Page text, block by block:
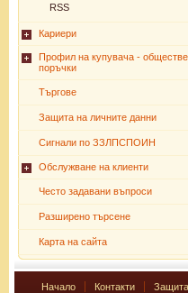
RSS
Кариери
Профил на купувача -
поръчки
Търгове
Защита на личните данни
Сигнали по ЗЗЛПСПОИН
Обслужване на клиенти
Често задавани въпроси
Разширено търсене
Карта на сайта
Начало Контакти